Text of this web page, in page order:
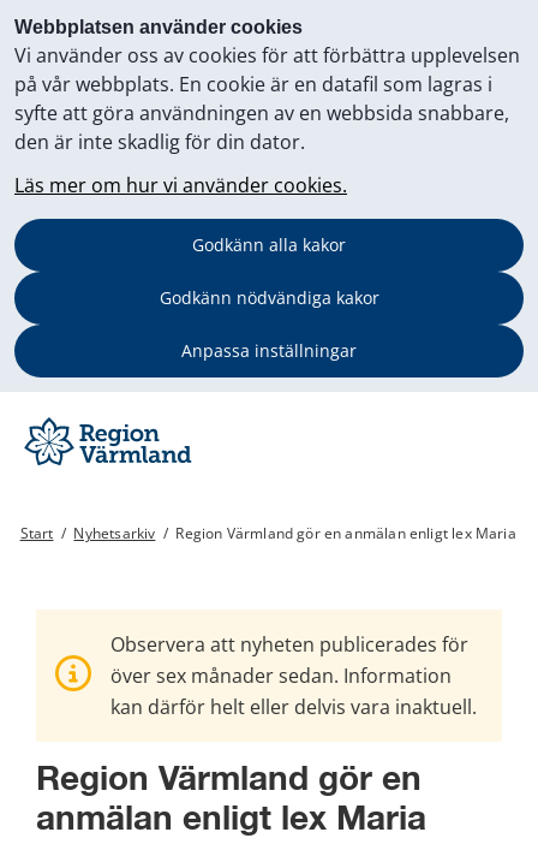
Webbplatsen använder cookies
Vi använder oss av cookies för att förbättra upplevelsen
på vår webbplats. En cookie är en datafil som lagras i
syfte att göra användningen av en webbsida snabbare,
den är inte skadlig för din dator.
Läs mer om hur vi använder cookies.
Godkänn alla kakor
Godkänn nödvändiga kakor
Anpassa inställningar
Start / Nyhetsarkiv / Region Värmland gör en anmälan enligt lex Maria
Observera att nyheten publicerades för
över sex månader sedan. Information
kan därför helt eller delvis vara inaktuell.
Region Värmland gör en
anmälan enligt lex Maria